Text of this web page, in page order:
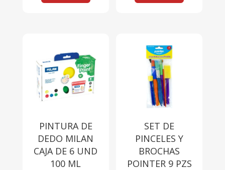
PINTURA DE
DEDO MILAN
CAJA DE 6 UND
100 ML
SET DE
PINCELES Y
BROCHAS
POINTER 9 PZS